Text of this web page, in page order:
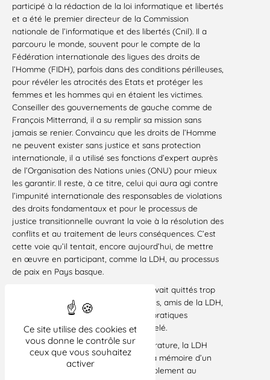
Ce site utilise des cookies et
vous donne le contrôle sur
ceux que vous souhaitez
activer
participé à la rédaction de la loi informatique et libertés
et a été le premier directeur de la Commission
nationale de l’informatique et des libertés (Cnil). Il a
parcouru le monde, souvent pour le compte de la
Fédération internationale des ligues des droits de
l’Homme (FIDH), parfois dans des conditions périlleuses,
pour révéler les atrocités des Etats et protéger les
femmes et les hommes qui en étaient les victimes.
Conseiller des gouvernements de gauche comme de
François Mitterrand, il a su remplir sa mission sans
jamais se renier. Convaincu que les droits de l’Homme
ne peuvent exister sans justice et sans protection
internationale, il a utilisé ses fonctions d’expert auprès
de l’Organisation des Nations unies (ONU) pour mieux
les garantir. Il reste, à ce titre, celui qui aura agi contre
l’impunité internationale des responsables de violations
des droits fondamentaux et pour le processus de
justice transitionnelle ouvrant la voie à la résolution des
conflits et au traitement de leurs conséquences. C’est
cette voie qu’il tentait, encore aujourd’hui, de mettre
en œuvre en participant, comme la LDH, au processus
de paix en Pays basque.
Avec sa femme, Germaine, qui nous avait quittés trop
tôt, ils formaient un couple de militants, amis de la LDH,
ancrés dans un humanisme riche de pratiques
concrètes et d’espoir toujours renouvelé.
A sa famille, au Syndicat de la magistrature, la LDH
présente ses condoléances et salue la mémoire d’un
homme dont l’action aura été inlassablement au